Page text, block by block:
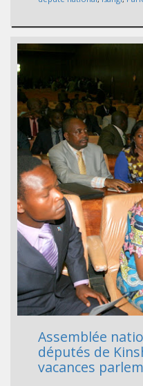
Assemblée
députés de
vacances